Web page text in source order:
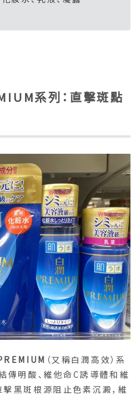
系列：直擊斑點
（又稱白潤高效）系
傳明酸、維他命C誘導體和維
黑斑根源阻止色素沉澱，維